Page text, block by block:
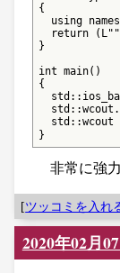
{
using
return
}
int main()
{
std::wcout
}
非常に強力
[ツッコミを入れ
2020年02月